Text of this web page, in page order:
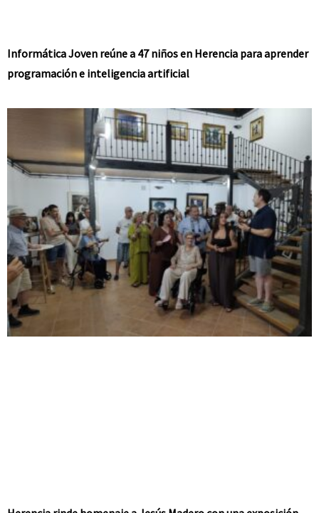
Informática Joven reúne a 47 niños en Herencia para aprender
programación e inteligencia artificial